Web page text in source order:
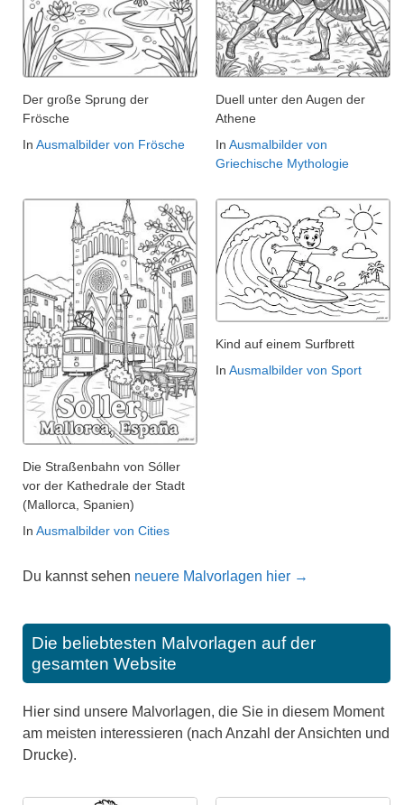
Der große Sprung der
Frösche
In Ausmalbilder von Frösche
Duell unter den Augen der
Athene
In Ausmalbilder von
Griechische Mythologie
Die Straßenbahn von Sóller
vor der Kathedrale der Stadt
(Mallorca, Spanien)
In Ausmalbilder von Cities
Kind auf einem Surfbrett
In Ausmalbilder von Sport
Du kannst sehen neuere Malvorlagen hier →
Die beliebtesten Malvorlagen auf der
gesamten Website
Hier sind unsere Malvorlagen, die Sie in diesem Moment
am meisten interessieren (nach Anzahl der Ansichten und
Drucke).